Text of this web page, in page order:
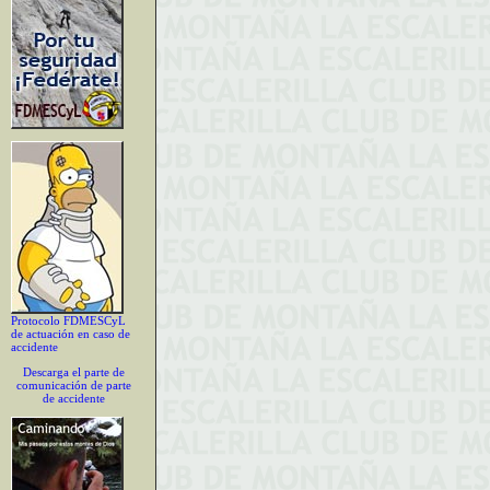
Protocolo FDMESCyL
de actuación en caso de
accidente
Descarga el parte de
comunicación de parte
de accidente